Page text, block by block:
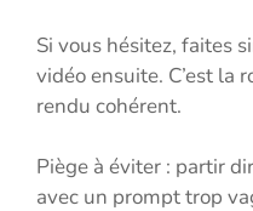
Si vous hésitez, faites
vidéo ensuite. C’est la
rendu cohérent.
Piège à éviter : partir
avec un prompt trop